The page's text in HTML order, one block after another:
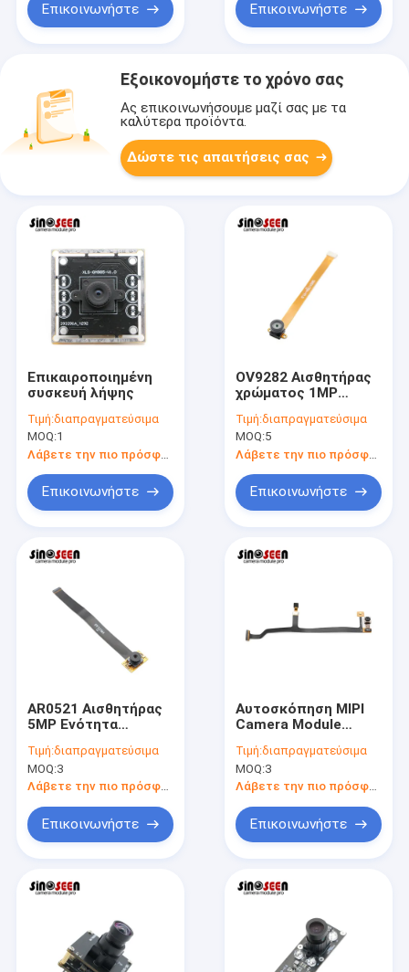
Βίντεο
Επικοινωνήστε Επικοινωνήστε
Εξοικονομήστε το χρόνο σας
Ας επικοινωνήσουμε μαζί σας με τα
καλύτερα προϊόντα.
Δώστε τις απαιτήσεις σας
Επικαιροποιημένη
συσκευή λήψης
Τιμή:διαπραγματεύσιμα
MOQ:1
Λάβετε την πιο πρόσφατη τιμή
Επικοινωνήστε
OV9282 Αισθητήρας
χρώματος 1MP
1280*800 Ανάλυση
Συμπίεση MIPI
Τιμή:διαπραγματεύσιμα
MOQ:5
Επικοινωνήστε
AR0521 Αισθητήρας
5MP Ενότητα
δυναμική 2592*1944
Ανάλυση Διασύνδεση
MIPI
Τιμή:διαπραγματεύσιμα
MOQ:3
Λάβετε την πιο πρόσφατη τιμή
Επικοινωνήστε
Αυτοσκόπηση MIPI
Camera Module
OV8865 και 3mp
S5K5CA Chip
Τιμή:διαπραγματεύσιμα
MOQ:3
Λάβετε την πιο πρόσφατη τιμή
Επικοινωνήστε